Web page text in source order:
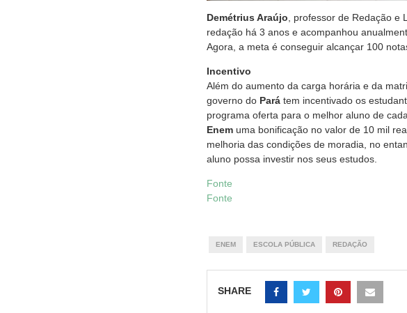
Demétrius Araújo , professor de Redação
redação há 3 anos e acompanhou
Agora, a meta é conseguir alcançar 100
Incentivo
Além do aumento da carga horária e da
governo do Pará tem incentivado os
programa oferta para o melhor aluno de
Enem uma bonificação no valor de 10 mil
melhoria das condições de moradia, no
aluno possa investir nos seus estudos.
Fonte
Fonte
ENEM ESCOLA PÚBLICA REDAÇÃO
SHARE